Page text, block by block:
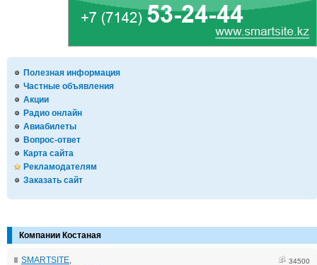
Полезная информация
Частные объявления
Акции
Радио онлайн
Авиабилеты
Вопрос-ответ
Карта сайта
Рекламодателям
Заказать сайт
Компании Костаная
SMARTSITE,
34500